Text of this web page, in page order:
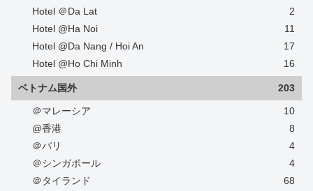
Hotel ＠Da Lat
2
Hotel @Ha Noi
11
Hotel @Da Nang / Hoi An
17
Hotel @Ho Chi Minh
16
ベトナム国外 203
＠マレーシア
10
@香港
8
＠バリ
4
＠シンガポール
4
＠タイランド
68